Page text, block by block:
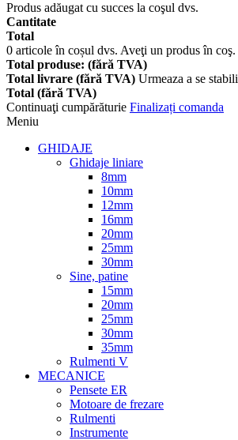
Produs adăugat cu succes la coşul dvs.
Cantitate
Total
0 articole în coșul dvs. Aveţi un produs în coş.
Total produse: (fără TVA)
Total livrare (fără TVA) Urmeaza a se stabili
Total (fără TVA)
Continuaţi cumpărăturie Finalizați comanda
Meniu
GHIDAJE
Ghidaje liniare
8mm
10mm
12mm
16mm
20mm
25mm
30mm
Sine, patine
15mm
20mm
25mm
30mm
35mm
Rulmenti V
MECANICE
Pensete ER
Motoare de frezare
Rulmenti
Instrumente